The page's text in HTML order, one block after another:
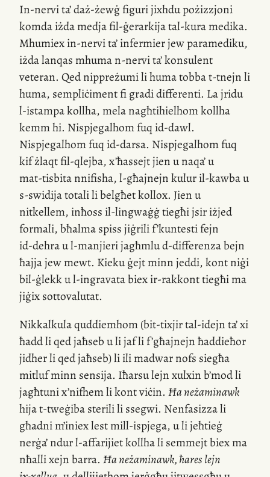
In-nervita’daż-żewġfiguri jixhdu pożizzjoni
komda iżda medjafil-ġerarkijatal-kura medika.
Mhumiexin-nervita’ infermier jew paramediku,
iżda lanqas mhuman-nervita’ konsulent
veteran. Qed nippreżumi li huma tobbat-tnejnli
huma, sempliċiment fi gradi differenti. La jridu
l-istampakollha, mela nagħtihielhom kollha
kemm hi. Nispjegalhom fuq id-dawl.
Nispjegalhom fuq id-darsa. Nispjegalhom fuq
kif żlaqtfil-qlejba,x’ħassejtjien u naqa’ u
mat-tisbitannifisha,l-għajnejnkuluril-kawbau
s-swidijatotali li belgħet kollox. Jien u
nitkellem, inħoss il-lingwaġġtiegħi jsir iżjed
formali, bħalma spiss jiġrili f’kuntesti fejn
id-dehraul-manjierijagħmlud-differenzabejn
ħajja jew mewt. Kieku ġejt minn jeddi, kont niġi
bil-ġlekkul-ingravatabiexir-rakkonttiegħi ma
jiġix sottovalutat.
Nikkalkula quddiemhom (bit-tixjirtal-idejnta’ xi
ħadd li qed jaħseb u li jaf li f’għajnejn ħaddieħor
jidher li qed jaħseb) li ili madwar nofs siegħa
mitluf minn sensija. Iħarsu lejn xulxin b’mod li
jagħtunix’nifhemli kont viċin. Ħa neżaminawk
hijat-tweġibasterili li ssegwi. Nenfasizza li
għadni m’iniex lestmill-ispjega, u li jeħtieġ
nerġa’ ndurl-affarijietkollha li semmejt biex ma
nħalli xejn barra. Ħa neżaminawk, ħares lejn